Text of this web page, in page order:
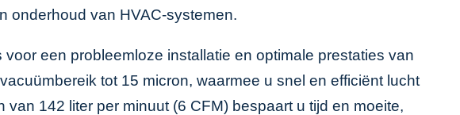
onderhoud van HVAC-systemen.
een probleemloze installatie en optimale prestaties van
tot 15 micron, waarmee u snel en efficiënt lucht
142 liter per minuut (6 CFM) bespaart u tijd en moeite,